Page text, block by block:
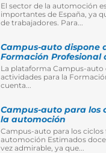
El sector de la automoción
importantes de España, ya
de trabajadores. Para...
Campus-auto dispone
Formación Profesional
La plataforma Campus-
actividades para la
cuenta...
Campus-auto para los
la automoción
Campus-auto para los
automoción Estimados
vez admirable, ya que...